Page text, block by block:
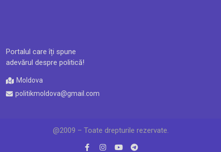
Portalul care îți spune
adevărul despre politică!
Moldova
politikmoldova@gmail.com
@2009 – Toate drepturile rezervate.